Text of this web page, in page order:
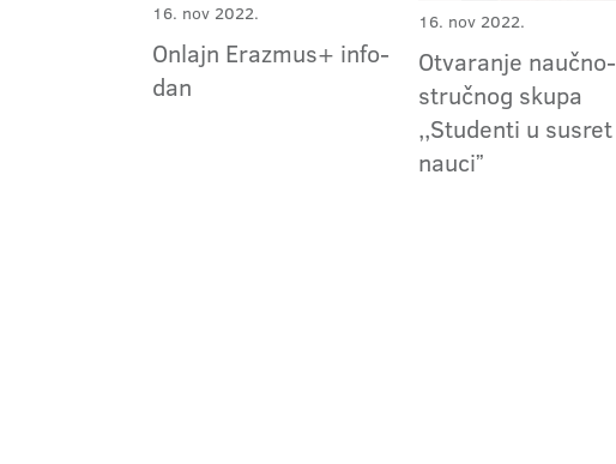
16. nov 2022.
Onlajn Erazmus+ info-
dan
16. nov 2022.
Otvaranje naučno-
stručnog skupa
,,Studenti u susret
nauciˮ